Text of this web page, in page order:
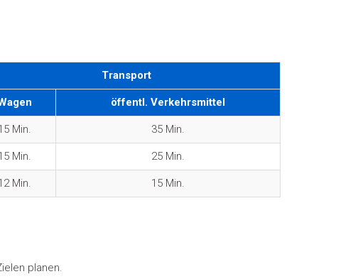
Transport
öffentl. Verkehrsmittel
Min. 35 Min.
Min. 25 Min.
Min. 15 Min.
planen.